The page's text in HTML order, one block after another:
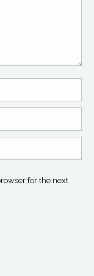
for the next